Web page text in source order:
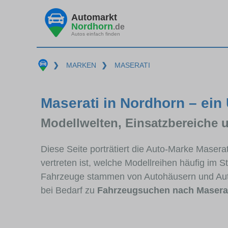
Automarkt
Nordhorn.de
Autos einfach finden
❯ MARKEN ❯ MASERATI
Maserati in Nordhorn – ein
Modellwelten, Einsatzbereiche
Diese Seite porträtiert die Auto-Marke
vertreten ist, welche Modellreihen häufig im
Fahrzeuge stammen von Autohäusern und
bei Bedarf zu Fahrzeugsuchen nach